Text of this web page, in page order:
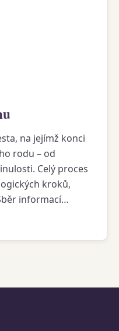
na jejímž konci
rodu – od
Celý proces
kroků,
informací…